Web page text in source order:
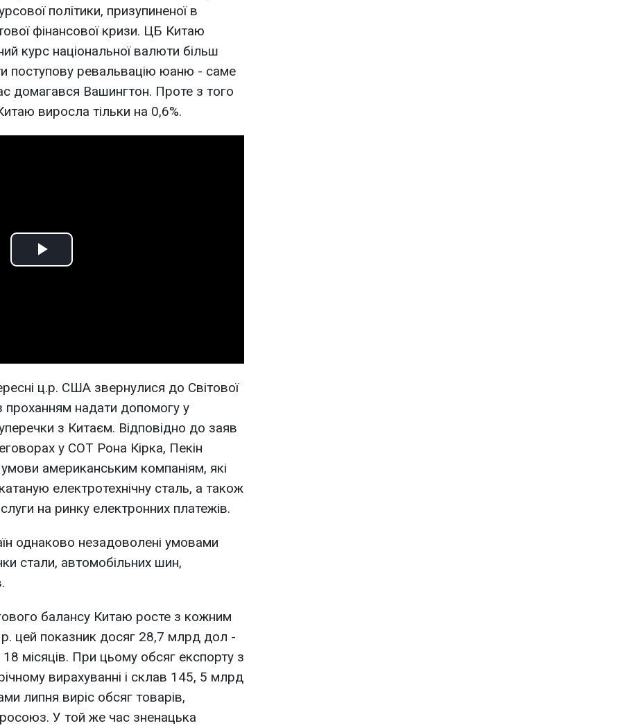
політики, призупиненої в
фінансової кризи. ЦБ Китаю
курс національної валюти більш
поступову ревальвацію юаню - саме
домагався Вашингтон. Проте з того
виросла тільки на 0,6%.
Play
ц.р. США звернулися до Світової
проханням надати допомогу у
з Китаєм. Відповідно до заяв
у СОТ Рона Кірка, Пекін
американським компаніям, які
електротехнічну сталь, а також
на ринку електронних платежів.
однаково незадоволені умовами
стали, автомобільних шин,
балансу Китаю росте з кожним
цей показник досяг 28,7 млрд дол -
місяців. При цьому обсяг експорту з
вирахуванні і склав 145, 5 млрд
липня виріс обсяг товарів,
У той же час зненацька